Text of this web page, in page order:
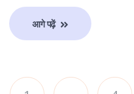
आगे पढ़ें